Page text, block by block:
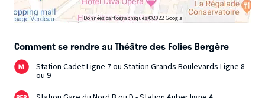
Données cartographiques ©2022 Google
Comment se rendre au Théâtre des Folies Bergère
Station Cadet Ligne 7 ou Station Grands Boulevards Ligne 8
ou 9